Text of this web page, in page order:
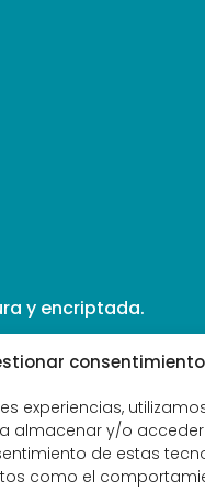
consentimiento
experiencias,
almacenar y/o
de estas
como el
y encriptada.